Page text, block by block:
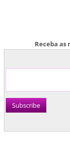
Receba as